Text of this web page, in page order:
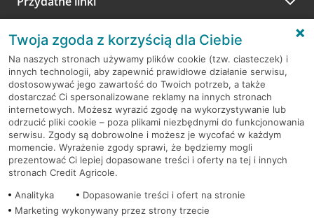
A po wizycie…
Zachęcamy do podzielenia się z nami opinią o wizycie.
Wystarczy przejść na stronęOceń wizytę, wyszukać
odwiedzoną placówkę i wypełnić formularz w ramach
platformy Profil Firmy w Google. Dziękujemy za wszystkie
opinie.
Przejdź do pytania
Pobierz aplikację CA24 Mobile
RODO
Twoja zgoda z korzyścią dla Ciebie
Na naszych stronach używamy plików cookie (tzw. ciasteczek) i
innych technologii, aby zapewnić prawidłowe działanie serwisu,
dostosowywać jego zawartość do Twoich potrzeb, a także
dostarczać Ci spersonalizowane reklamy na innych stronach
internetowych. Możesz wyrazić zgodę na wykorzystywanie lub
odrzucić pliki cookie – poza plikami niezbędnymi do funkcjonowania
serwisu. Zgody są dobrowolne i możesz je wycofać w każdym
momencie. Wyrażenie zgody sprawi, że będziemy mogli
prezentować Ci lepiej dopasowane treści i oferty na tej i innych
stronach Credit Agricole.
Analityka
Dopasowanie treści i ofert na stronie
Marketing wykonywany przez strony trzecie